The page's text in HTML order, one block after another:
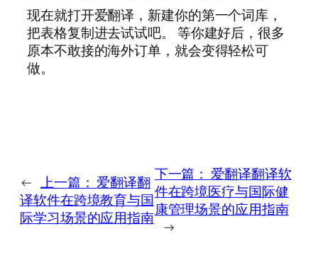
现在就打开爱翻译，新建你的第一个词库，
把表格复制进去试试吧。 等你建好后，很多
原本不敢接的海外订单，就会变得轻松可
做。
← 上一篇： 爱翻译翻
译软件在跨境教育与国
际学习场景的应用指南
下一篇： 爱翻译翻译软
件在跨境医疗与国际健
康管理场景的应用指南
→